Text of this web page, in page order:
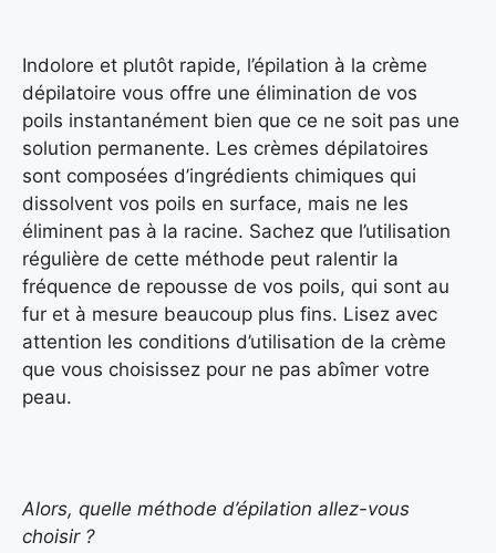
Indolore et plutôt rapide, l’épilation à la crème
dépilatoire vous offre une élimination de vos
poils instantanément bien que ce ne soit pas une
solution permanente. Les crèmes dépilatoires
sont composées d’ingrédients chimiques qui
dissolvent vos poils en surface, mais ne les
éliminent pas à la racine. Sachez que l’utilisation
régulière de cette méthode peut ralentir la
fréquence de repousse de vos poils, qui sont au
fur et à mesure beaucoup plus fins. Lisez avec
attention les conditions d’utilisation de la crème
que vous choisissez pour ne pas abîmer votre
peau.
Alors, quelle méthode d’épilation allez-vous
choisir ?